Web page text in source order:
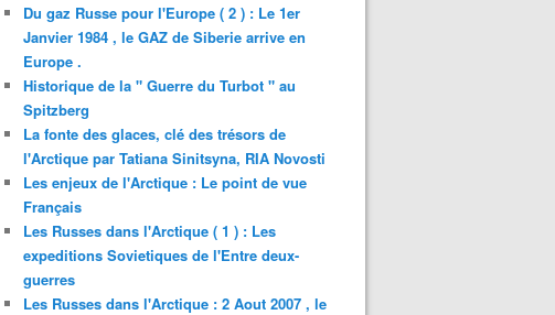
Du gaz Russe pour l'Europe ( 2 ) : Le 1er
Janvier 1984 , le GAZ de Siberie arrive en
Europe .
Historique de la " Guerre du Turbot " au
Spitzberg
La fonte des glaces, clé des trésors de
l'Arctique par Tatiana Sinitsyna, RIA Novosti
Les enjeux de l'Arctique : Le point de vue
Français
Les Russes dans l'Arctique ( 1 ) : Les
expeditions Sovietiques de l'Entre deux-
guerres
Les Russes dans l'Arctique : 2 Aout 2007 , le